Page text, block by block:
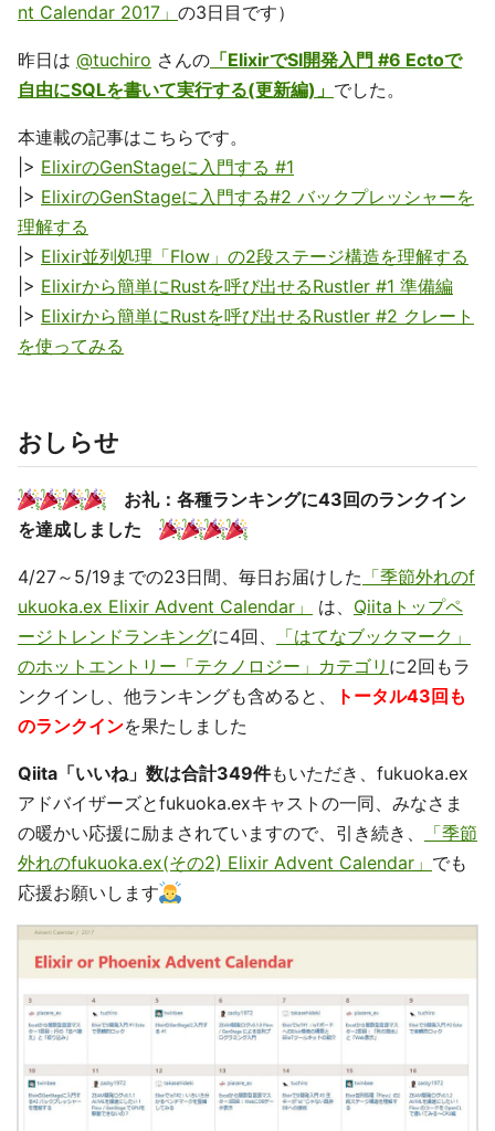
nt Calendar 2017」 の3日目です）
昨日は @tuchiro さんの 「ElixirでSI開発入門 #6 Ectoで
自由にSQLを書いて実行する(更新編)」 でした。
本連載の記事はこちらです。
|> ElixirのGenStageに入門する #1
|> ElixirのGenStageに入門する#2 バックプレッシャーを
理解する
|> Elixir並列処理「Flow」の2段ステージ構造を理解する
|> Elixirから簡単にRustを呼び出せるRustler #1 準備編
|> Elixirから簡単にRustを呼び出せるRustler #2 クレート
を使ってみる
おしらせ
お礼：各種ランキングに43回のランクイン
を達成しました
4/27～5/19までの23日間、毎日お届けした 「季節外れのf
ukuoka.ex Elixir Advent Calendar」
は、 Qiitaトップペ
ージトレンドランキングに4回、
「はてなブックマーク」
のホットエントリー「テクノロジー」カテゴリ に2回もラ
ンクインし、他ランキングも含めると、
トータル43回も
のランクインを果たしました
Qiita「いいね」数は合計349件もいただき、fukuoka.ex
アドバイザーズとfukuoka.exキャストの一同、みなさま
の暖かい応援に励まされていますので、引き続き、
「季節
外れのfukuoka.ex(その2) Elixir Advent Calendar」 でも
応援お願いします